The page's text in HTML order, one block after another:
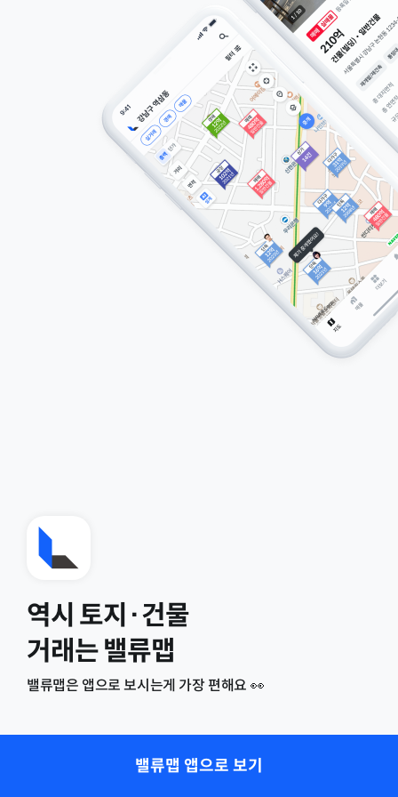
역시 토지·건물
거래는 밸류맵
밸류맵은 앱으로 보시는게 가장 편해요 👀
밸류맵 앱으로 보기